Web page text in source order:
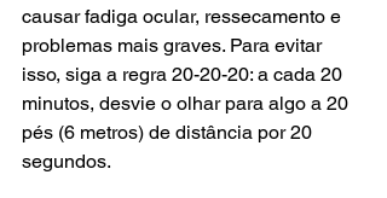
causar fadiga ocular, ressecamento e
problemas mais graves. Para evitar
isso, siga a regra 20-20-20: a cada 20
minutos, desvie o olhar para algo a 20
pés (6 metros) de distância por 20
segundos.